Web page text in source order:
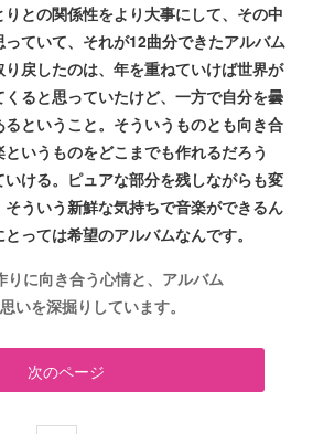
との関係性をより大事にして、その中
ていて、それが12曲分できたアルバム
戻したのは、年を重ねていけば世界が
ると思っていたけど、一方で自分を曇
ということ。そういうものとも向き合
いうものをどこまでも作れるだろう
いける。ピュアな部分を残しながらも変
ういう新鮮な気持ちで音楽ができるん
っては希望のアルバムなんです。
りに向き合う心情と、アルバム
いを深掘りしています。
次のページ